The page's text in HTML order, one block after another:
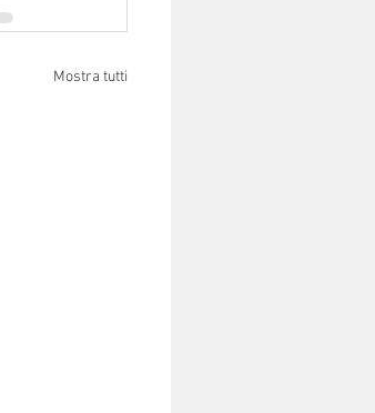
Mostra tutti